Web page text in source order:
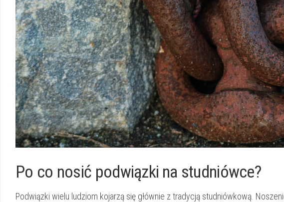
Po co ‍nosić podwiązki ⁢na studniówce?
Podwiązki wielu ludziom ​kojarzą się głównie z tradycją studniówkową.